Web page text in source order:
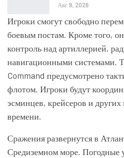
Авг 9, 2026
Игроки смогут свободно
боевым постам. Кроме того,
контроль над артиллерией,
навигационными системами.
Command предусмотрено
флотом. Игроки будут
эсминцев, крейсеров и других
времени.
Сражения развернутся в
Средиземном море. Погодные